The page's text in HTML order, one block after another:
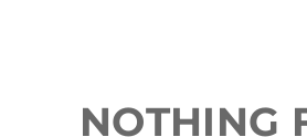
NOTHING